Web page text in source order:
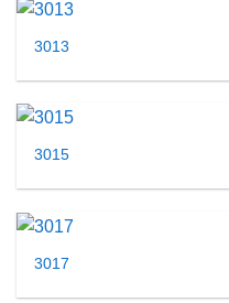
3013
3015
3017